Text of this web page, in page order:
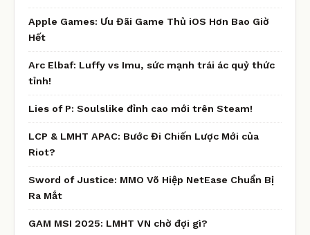
Apple Games: Ưu Đãi Game Thủ iOS Hơn Bao Giờ
Hết
Arc Elbaf: Luffy vs Imu, sức mạnh trái ác quỷ thức
tỉnh!
Lies of P: Soulslike đỉnh cao mới trên Steam!
LCP & LMHT APAC: Bước Đi Chiến Lược Mới của
Riot?
Sword of Justice: MMO Võ Hiệp NetEase Chuẩn Bị
Ra Mắt
GAM MSI 2025: LMHT VN chờ đợi gì?